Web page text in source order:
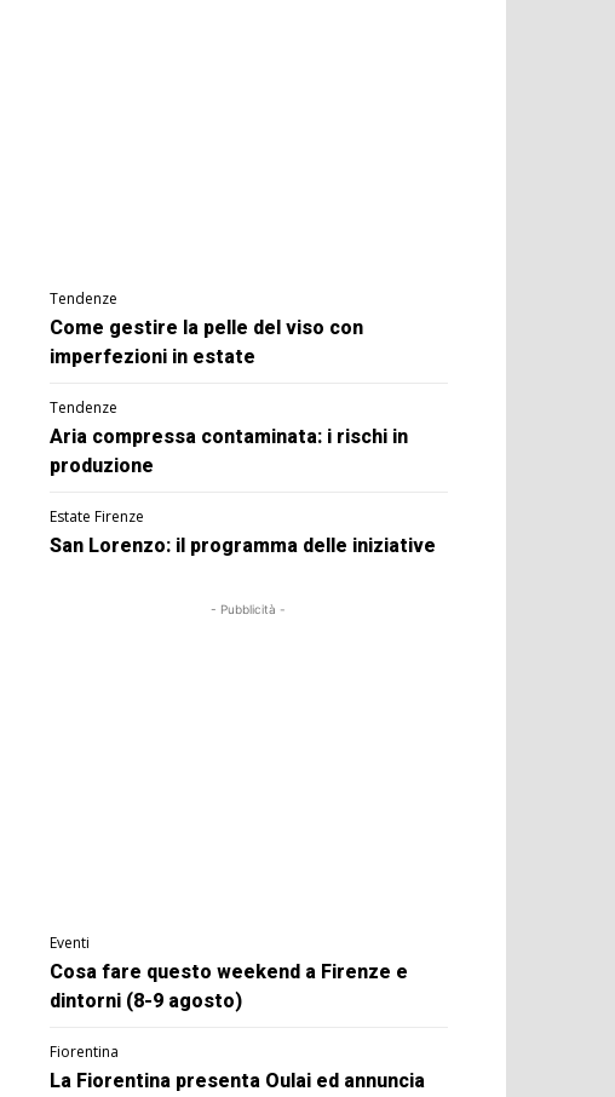
Tendenze
Come gestire la pelle del viso con
imperfezioni in estate
Tendenze
Aria compressa contaminata: i rischi in
produzione
Estate Firenze
San Lorenzo: il programma delle iniziative
- Pubblicità -
Eventi
Cosa fare questo weekend a Firenze e
dintorni (8-9 agosto)
Fiorentina
La Fiorentina presenta Oulai ed annuncia